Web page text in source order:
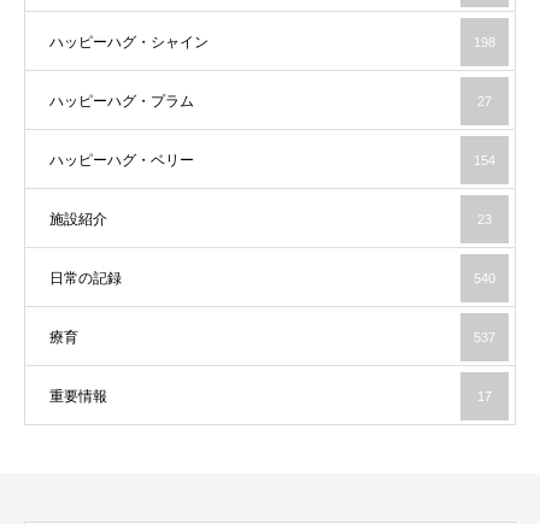
ハッピーハグ・シャイン 198
ハッピーハグ・プラム 27
ハッピーハグ・ベリー 154
施設紹介 23
日常の記録 540
療育 537
重要情報 17